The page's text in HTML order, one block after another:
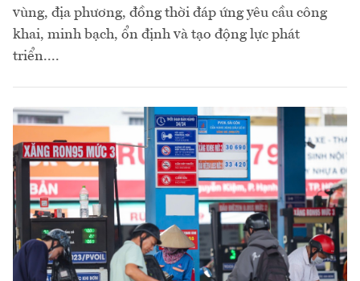
vùng, địa phương, đồng thời đáp ứng yêu cầu công
khai, minh bạch, ổn định và tạo động lực phát
triển....